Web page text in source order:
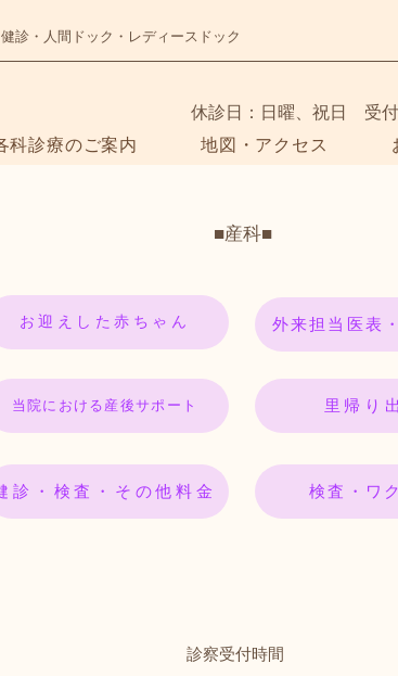
診・人間ドック・レディースドック
休診日：日曜、祝日 受
科診療のご案内 地図・アクセス
■産科■
お迎えした赤ちゃん 外来担当医表
当院における産後サポート 里帰り
診・検査・その他料金 検査・ワ
診察受付時間